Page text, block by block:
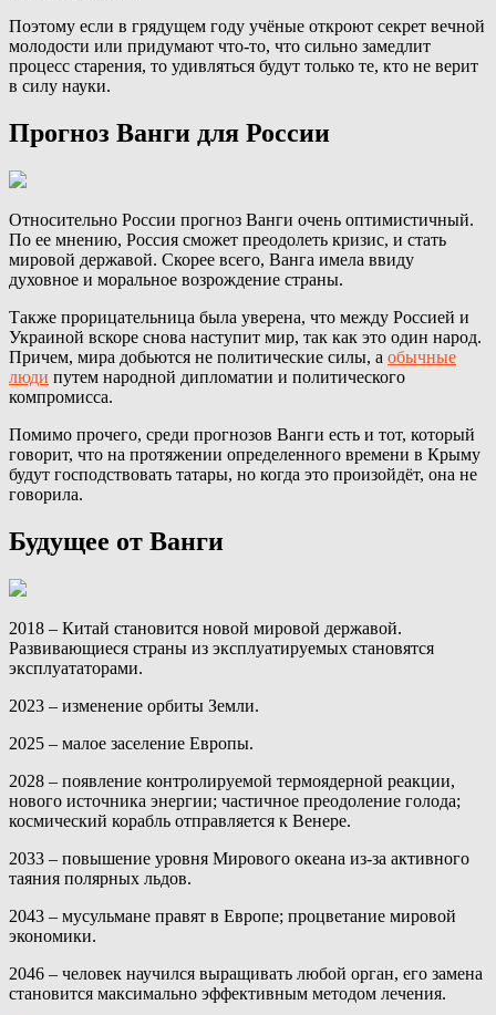
Поэтому если в грядущем году учёные откроют секрет вечной
молодости или придумают что-то, что сильно замедлит
процесс старения, то удивляться будут только те, кто не верит
в силу науки.
Прогноз Ванги для России
Относительно России прогноз Ванги очень оптимистичный.
По ее мнению, Россия сможет преодолеть кризис, и стать
мировой державой. Скорее всего, Ванга имела ввиду
духовное и моральное возрождение страны.
Также прорицательница была уверена, что между Россией и
Украиной вскоре снова наступит мир, так как это один народ.
Причем, мира добьются не политические силы, а обычные
люди путем народной дипломатии и политического
компромисса.
Помимо прочего, среди прогнозов Ванги есть и тот, который
говорит, что на протяжении определенного времени в Крыму
будут господствовать татары, но когда это произойдёт, она не
говорила.
Будущее от Ванги
2018 – Китай становится новой мировой державой.
Развивающиеся страны из эксплуатируемых становятся
эксплуататорами.
2023 – изменение орбиты Земли.
2025 – малое заселение Европы.
2028 – появление контролируемой термоядерной реакции,
нового источника энергии; частичное преодоление голода;
космический корабль отправляется к Венере.
2033 – повышение уровня Мирового океана из-за активного
таяния полярных льдов.
2043 – мусульмане правят в Европе; процветание мировой
экономики.
2046 – человек научился выращивать любой орган, его замена
становится максимально эффективным методом лечения.